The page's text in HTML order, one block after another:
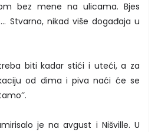
bez mene na ulicama. Bjes
Stvarno, nikad više događaja u
biti kadar stići i uteći, a za
od dima i piva naći će se
je na avgust i Nišville. U